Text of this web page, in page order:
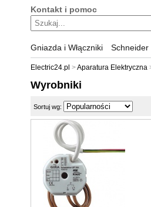
Kontakt i pomoc
Gniazda i Włączniki Schneider
Electric24.pl Aparatura Elektryczna
Wyrobniki
Sortuj wg: